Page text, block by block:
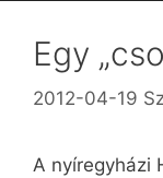
Egy
2012-04-19
A nyíregyházi